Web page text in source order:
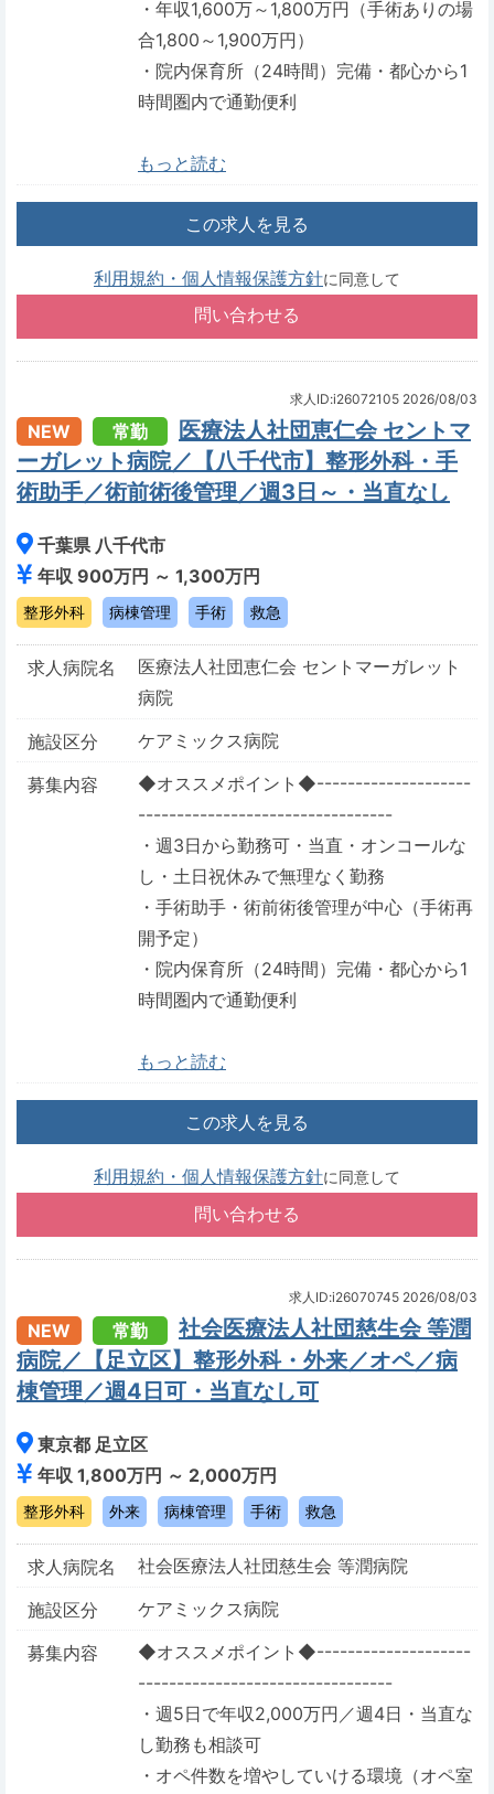
・年収1,600万～1,800万円（手術ありの場
合1,800～1,900万円）
・院内保育所（24時間）完備・都心から1
時間圏内で通勤便利
もっと読む
この求人を見る
利用規約・個人情報保護方針に同意して
求人ID:i26072105 2026/08/03
NEW 常勤
医療法人社団恵仁会 セントマ
ーガレット病院／【八千代市】整形外科・手
術助手／術前術後管理／週3日～・当直なし
千葉県 八千代市
年収 900万円 ～ 1,300万円
整形外科 病棟管理 手術 救急
求人病院名
医療法人社団恵仁会 セントマーガレット
病院
施設区分
ケアミックス病院
募集内容
◆オススメポイント◆--------------------
---------------------------------
・週3日から勤務可・当直・オンコールな
し・土日祝休みで無理なく勤務
・手術助手・術前術後管理が中心（手術再
開予定）
・院内保育所（24時間）完備・都心から1
時間圏内で通勤便利
もっと読む
この求人を見る
利用規約・個人情報保護方針に同意して
求人ID:i26070745 2026/08/03
NEW 常勤
社会医療法人社団慈生会 等潤
病院／【足立区】整形外科・外来／オペ／病
棟管理／週4日可・当直なし可
東京都 足立区
年収 1,800万円 ～ 2,000万円
整形外科 外来 病棟管理 手術 救急
求人病院名
社会医療法人社団慈生会 等潤病院
施設区分
ケアミックス病院
募集内容
◆オススメポイント◆--------------------
---------------------------------
・週5日で年収2,000万円／週4日・当直な
し勤務も相談可
・オペ件数を増やしていける環境（オペ室